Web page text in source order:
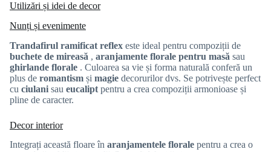
Utilizări și idei de decor
Nunți și evenimente
Trandafirul ramificat reflex este ideal pentru compoziții de
buchete de mireasă , aranjamente florale pentru masă sau
ghirlande florale . Culoarea sa vie și forma naturală conferă un
plus de romantism și magie decorurilor dvs. Se potrivește perfect
cu ciulani sau eucalipt pentru a crea compoziții armonioase și
pline de caracter.
Decor interior
Integrați această floare în aranjamentele florale pentru a crea o